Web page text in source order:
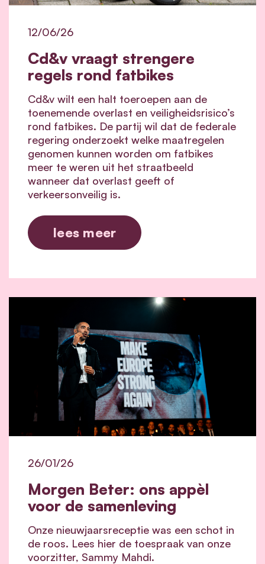
Cd&v vraagt strengere
regels rond fatbikes
12/06/26
Cd&v wilt een halt toeroepen aan de
toenemende overlast en veiligheidsrisico’s
rond fatbikes. De partij wil dat de federale
regering onderzoekt welke maatregelen
genomen kunnen worden om fatbikes
meer te weren uit het straatbeeld
wanneer dat overlast geeft of
verkeersonveilig is.
lees meer
Morgen Beter: ons appèl
voor de samenleving
26/01/26
Onze nieuwjaarsreceptie was een schot in
de roos. Lees hier de toespraak van onze
voorzitter, Sammy Mahdi.